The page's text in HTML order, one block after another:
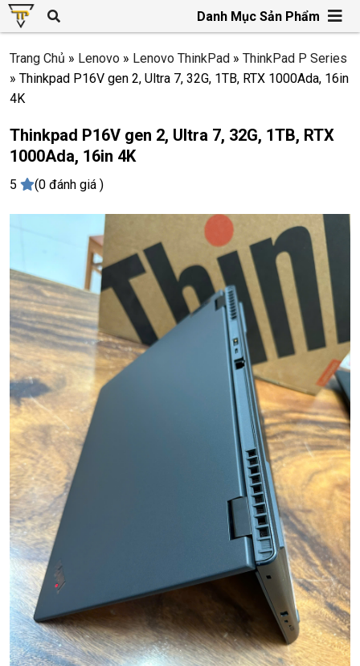
Danh Mục Sản Phẩm
Trang Chủ » Lenovo » Lenovo ThinkPad » ThinkPad P Series
» Thinkpad P16V gen 2, Ultra 7, 32G, 1TB, RTX 1000Ada, 16in
4K
Thinkpad P16V gen 2, Ultra 7, 32G, 1TB, RTX
1000Ada, 16in 4K
5 (0 đánh giá )